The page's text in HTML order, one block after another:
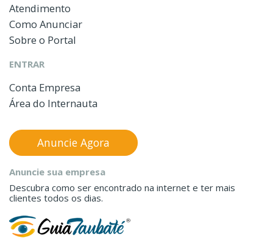
Atendimento
Como Anunciar
Sobre o Portal
ENTRAR
Conta Empresa
Área do Internauta
Anuncie sua empresa
Descubra como ser encontrado na internet e ter mais
clientes todos os dias.
Anuncie Agora